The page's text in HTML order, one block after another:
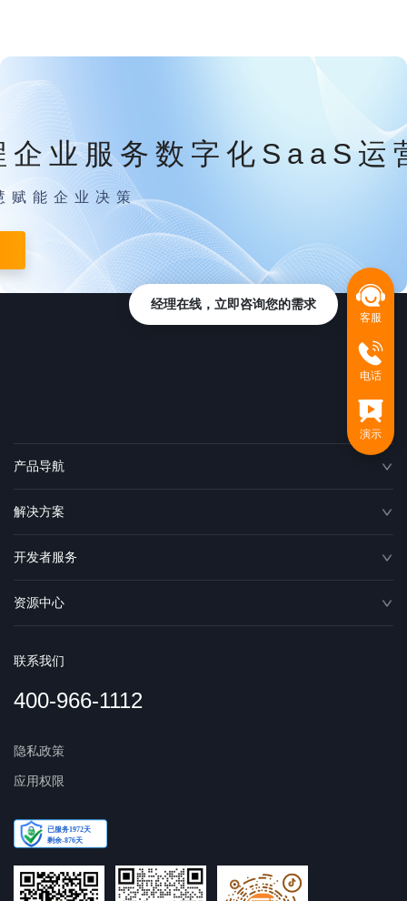
企业服务数字化SaaS运
赋能企业决策
产品导航
解决方案
开发者服务
资源中心
联系我们
400-966-1112
隐私政策
应用权限
客服
电话
演示
经理在线，立即咨询您的需求